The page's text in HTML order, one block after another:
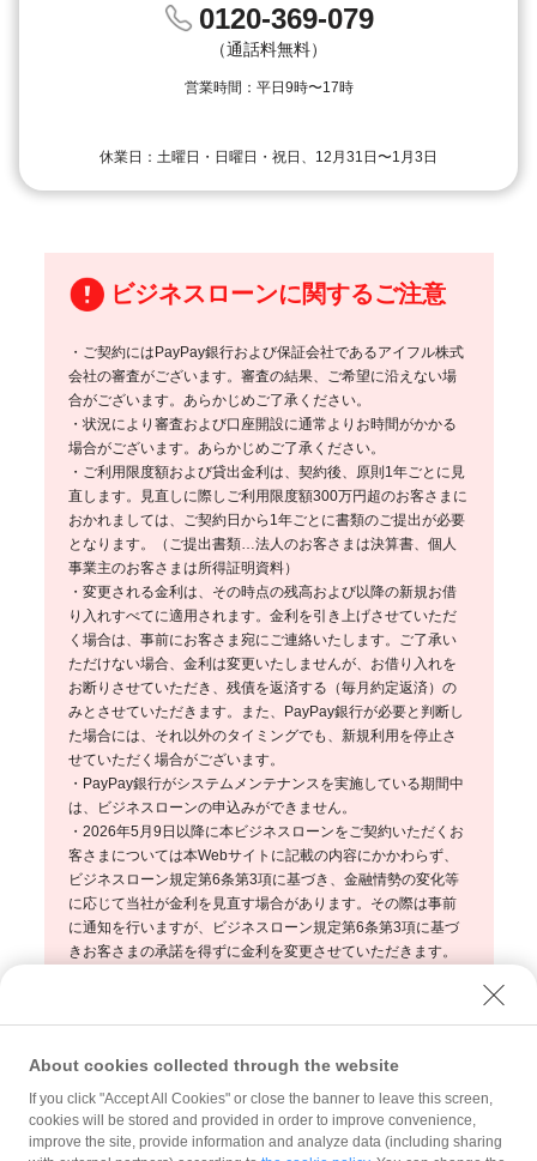
0120-369-079
（通話料無料）
営業時間：平日9時〜17時
休業日：土曜日・日曜日・祝日、12月31日〜1月3日
ビジネスローンに関するご注意
・ご契約にはPayPay銀行および保証会社であるアイフル株式
会社の審査がございます。審査の結果、ご希望に沿えない場
合がございます。あらかじめご了承ください。
・状況により審査および口座開設に通常よりお時間がかかる
場合がございます。あらかじめご了承ください。
・ご利用限度額および貸出金利は、契約後、原則1年ごとに見
直します。見直しに際しご利用限度額300万円超のお客さまに
おかれましては、ご契約日から1年ごとに書類のご提出が必要
となります。（ご提出書類…法人のお客さまは決算書、個人
事業主のお客さまは所得証明資料）
・変更される金利は、その時点の残高および以降の新規お借
り入れすべてに適用されます。金利を引き上げさせていただ
く場合は、事前にお客さま宛にご連絡いたします。ご了承い
ただけない場合、金利は変更いたしませんが、お借り入れを
お断りさせていただき、残債を返済する（毎月約定返済）の
みとさせていただきます。また、PayPay銀行が必要と判断し
た場合には、それ以外のタイミングでも、新規利用を停止さ
せていただく場合がございます。
・PayPay銀行がシステムメンテナンスを実施している期間中
は、ビジネスローンの申込みができません。
・2026年5月9日以降に本ビジネスローンをご契約いただくお
客さまについては本Webサイトに記載の内容にかかわらず、
ビジネスローン規定第6条第3項に基づき、金融情勢の変化等
に応じて当社が金利を見直す場合があります。その際は事前
に通知を行いますが、ビジネスローン規定第6条第3項に基づ
きお客さまの承諾を得ずに金利を変更させていただきます。
ご確認ください。
PayPay株式会社は、PayPay銀行株式会社を所属銀行とする 銀行
代理業者として「円普通預金の受入れ」「外貨普通預金の受入れ
（※）」「円貨資金貸付」および「為替取引（※）」を内容とす
About cookies collected through the website
If you click "Accept All Cookies" or close the banner to leave this screen,
cookies will be stored and provided in order to improve convenience,
improve the site, provide information and analyze data (including sharing